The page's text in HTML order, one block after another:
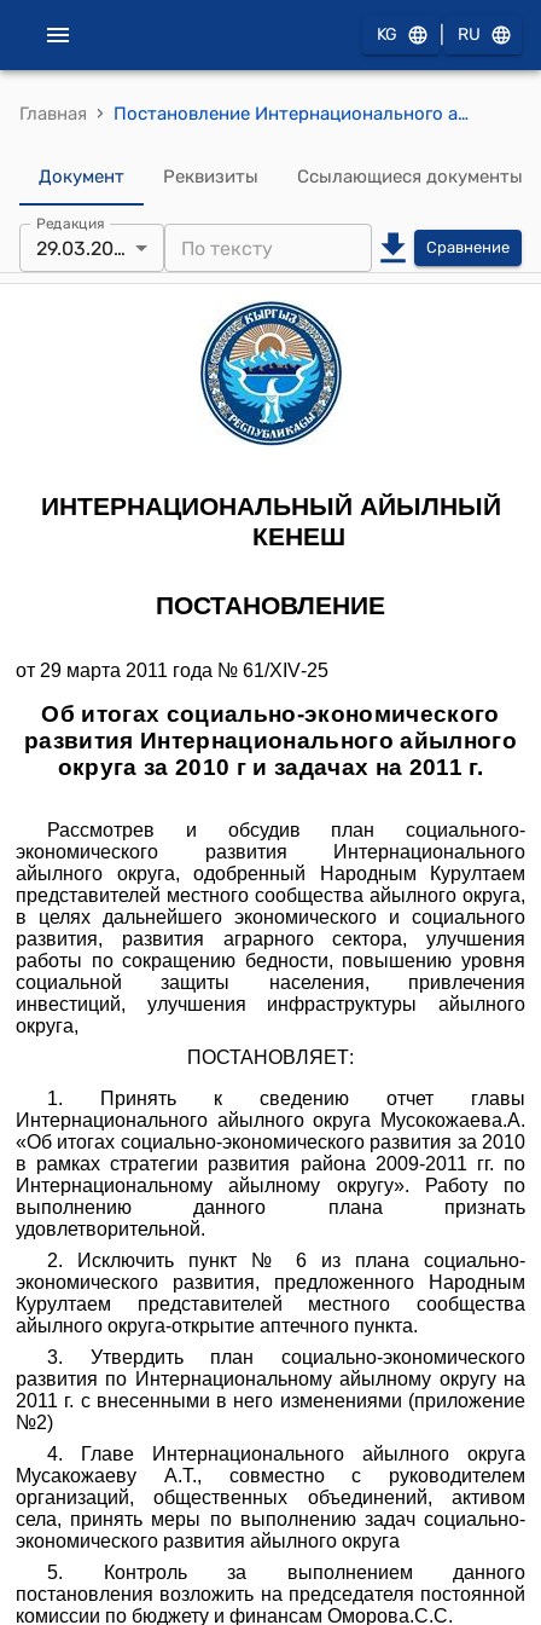
KG RU
Главная › Постановление Интернационального айылного кенеша от 29 марта 2011 года № 61/XIV-25 "Об итогах социально-экономического развития Интернационального айылного округа за 2010 г и задачах на 2011 г."
Документ Реквизиты Ссылающиеся документы
Редакция
29.03.2011 Сравнение